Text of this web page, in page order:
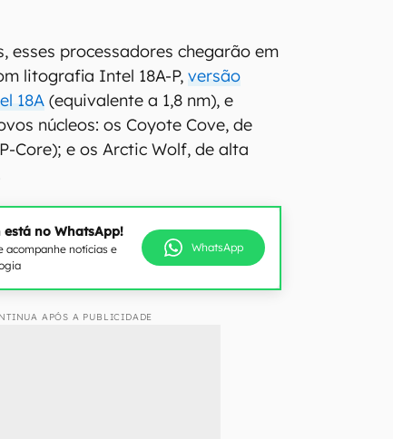
esses processadores chegarão em
litografia Intel 18A-P,versão
18A (equivalente a 1,8 nm), e
núcleos: os Coyote Cove, de
Core); e os Arctic Wolf, de alta
está no WhatsApp!
acompanhe notícias e
WhatsApp
APÓS A PUBLICIDADE